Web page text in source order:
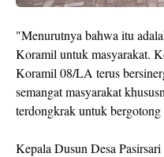
"Menurutnya bahwa itu
Koramil untuk masyarakat.
Koramil 08/LA terus
semangat masyarakat
terdongkrak untuk
Kepala Dusun Desa